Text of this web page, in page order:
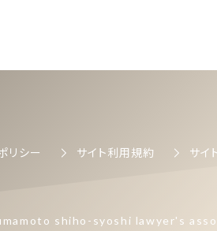
リシー サイト利用規約 サイ
shiho-syoshi lawyer's